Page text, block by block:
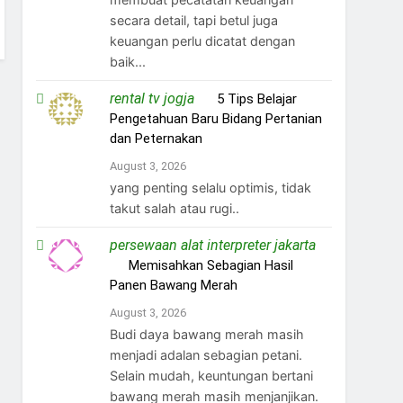
secara detail, tapi betul juga
keuangan perlu dicatat dengan
baik...
rental tv jogjaon 5 Tips Belajar
Pengetahuan Baru Bidang Pertanian
dan Peternakan
August 3, 2026
yang penting selalu optimis, tidak
takut salah atau rugi..
persewaan alat interpreter jakarta
Memisahkan Sebagian Hasil
Panen Bawang Merah
August 3, 2026
Budi daya bawang merah masih
menjadi adalan sebagian petani.
Selain mudah, keuntungan bertani
bawang merah masih menjanjikan.